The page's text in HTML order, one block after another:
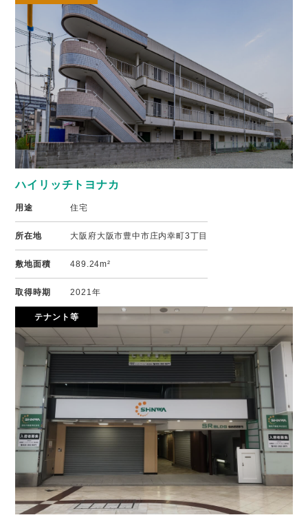
ハイリッチトヨナカ
用途 住宅
所在地 大阪府大阪市豊中市庄内幸町3丁目
敷地面積 489.24m²
取得時期 2021年
テナント等